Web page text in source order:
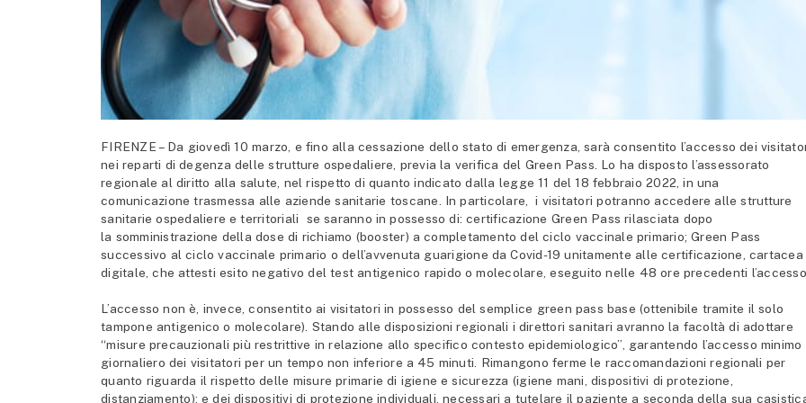
FIRENZE – Da giovedì 10 marzo, e fino alla cessazione dello stato di emergenza, sarà consentito l’accesso dei
nei reparti di degenza delle strutture ospedaliere, previa la verifica del Green Pass. Lo ha disposto l’assessorato
regionale al diritto alla salute, nel rispetto di quanto indicato dalla legge 11 del 18 febbraio 2022, in una
comunicazione trasmessa alle aziende sanitarie toscane. In particolare, i visitatori potranno accedere alle strutture
sanitarie ospedaliere e territoriali se saranno in possesso di: certificazione Green Pass rilasciata dopo
la somministrazione della dose di richiamo (booster) a completamento del ciclo vaccinale primario; Green Pass
successivo al ciclo vaccinale primario o dell’avvenuta guarigione da Covid-19 unitamente alle certificazione, cartacea
digitale, che attesti esito negativo del test antigenico rapido o molecolare, eseguito nelle 48 ore precedenti
L’accesso non è, invece, consentito ai visitatori in possesso del semplice green pass base (ottenibile tramite il solo
tampone antigenico o molecolare). Stando alle disposizioni regionali i direttori sanitari avranno la facoltà di adottare
“misure precauzionali più restrittive in relazione allo specifico contesto epidemiologico”, garantendo l’accesso minimo
giornaliero dei visitatori per un tempo non inferiore a 45 minuti. Rimangono ferme le raccomandazioni regionali per
quanto riguarda il rispetto delle misure primarie di igiene e sicurezza (igiene mani, dispositivi di protezione,
distanziamento); e dei dispositivi di protezione individuali, necessari a tutelare il paziente a seconda della sua